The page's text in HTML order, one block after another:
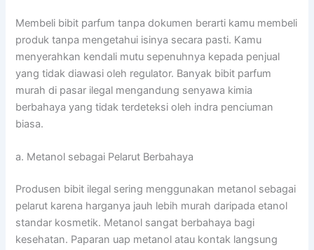
Membeli bibit parfum tanpa dokumen berarti kamu membeli
produk tanpa mengetahui isinya secara pasti. Kamu
menyerahkan kendali mutu sepenuhnya kepada penjual
yang tidak diawasi oleh regulator. Banyak bibit parfum
murah di pasar ilegal mengandung senyawa kimia
berbahaya yang tidak terdeteksi oleh indra penciuman
biasa.
a. Metanol sebagai Pelarut Berbahaya
Produsen bibit ilegal sering menggunakan metanol sebagai
pelarut karena harganya jauh lebih murah daripada etanol
standar kosmetik. Metanol sangat berbahaya bagi
kesehatan. Paparan uap metanol atau kontak langsung